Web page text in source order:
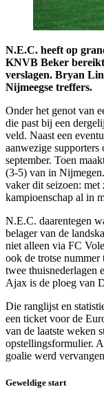
N.E.C. heeft op
KNVB Beker
verslagen. Bryan
Nijmeegse treffers.
Onder het genot van
die past bij een
veld. Naast een
aanwezige supporters
september. Toen
(3-5) van in
vaker dit seizoen:
kampioenschap al in
N.E.C. daarentegen
belager van de
niet alleen via FC
ook de trotse
twee thuisnederlagen
Ajax is de ploeg van
Die ranglijst en
een ticket voor de
van de laatste weken
opstellingsformulier.
goalie werd
Geweldige start